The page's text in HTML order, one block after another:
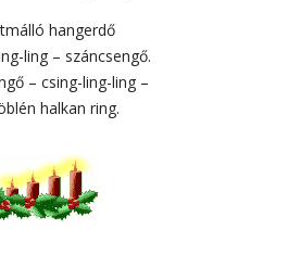
hangerdő
ling – száncsengő.
– csing-ling-ling –
halkan ring.